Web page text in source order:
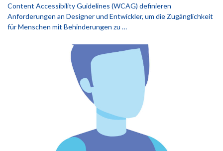
Content Accessibility Guidelines (WCAG) definieren
Anforderungen an Designer und Entwickler, um die Zugänglichkeit
für Menschen mit Behinderungen zu …